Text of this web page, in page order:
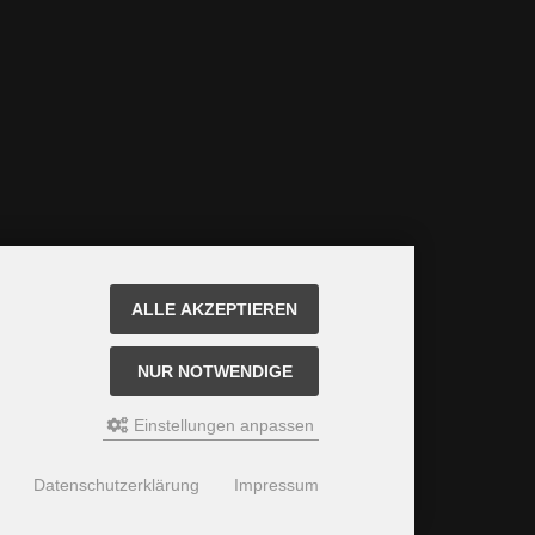
ALLE AKZEPTIEREN
NUR NOTWENDIGE
Einstellungen anpassen
Datenschutzerklärung Impressum